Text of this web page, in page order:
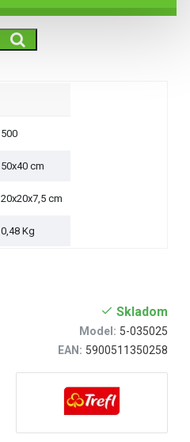
500
50x40 cm
20x20x7,5 cm
0,48 Kg
Skladom
Model: 5-035025
EAN: 5900511350258